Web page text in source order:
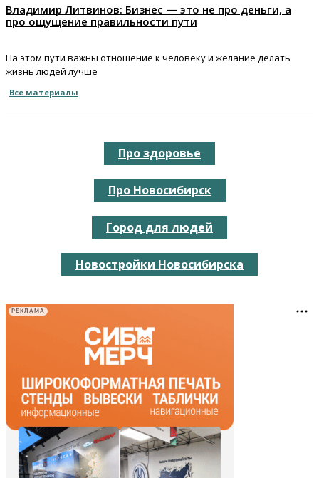
Владимир Литвинов: Бизнес — это не про деньги, а
про ощущение правильности пути
На этом пути важны отношение к человеку и желание делать
жизнь людей лучше
Все материалы
Про здоровье
Про Новосибирск
Город для людей
Новостройки Новосибирска
РЕКЛАМА